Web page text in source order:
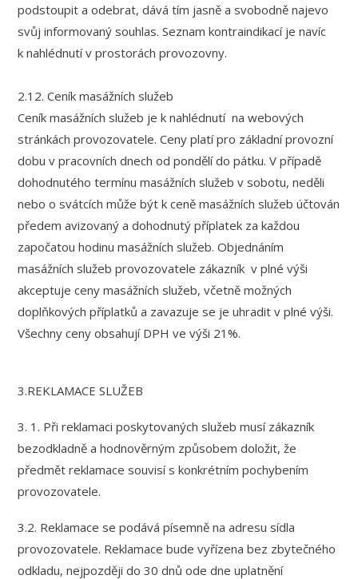
podstoupit a odebrat, dává tím jasně a svobodně najevo
svůj informovaný souhlas. Seznam kontraindikací je navíc
k nahlédnutí v prostorách provozovny.
2.12. Ceník masážních služeb
Ceník masážních služeb je k nahlédnutí na webových
stránkách provozovatele. Ceny platí pro základní provozní
dobu v pracovních dnech od pondělí do pátku. V případě
dohodnutého termínu masážních služeb v sobotu, neděli
nebo o svátcích může být k ceně masážních služeb účtován
předem avizovaný a dohodnutý příplatek za každou
započatou hodinu masážních služeb. Objednáním
masážních služeb provozovatele zákazník v plné výši
akceptuje ceny masážních služeb, včetně možných
doplňkových příplatků a zavazuje se je uhradit v plné výši.
Všechny ceny obsahují DPH ve výši 21%.
3.REKLAMACE SLUŽEB
3. 1. Při reklamaci poskytovaných služeb musí zákazník
bezodkladně a hodnověrným způsobem doložit, že
předmět reklamace souvisí s konkrétním pochybením
provozovatele.
3.2. Reklamace se podává písemně na adresu sídla
provozovatele. Reklamace bude vyřízena bez zbytečného
odkladu, nejpozději do 30 dnů ode dne uplatnění